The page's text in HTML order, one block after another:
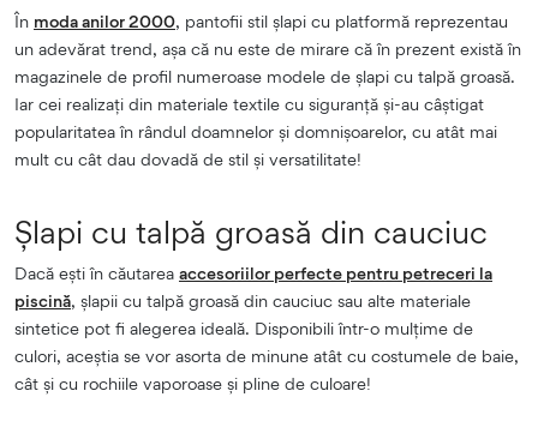
În moda anilor 2000, pantofii stil șlapi cu platformă reprezentau
un adevărat trend, așa că nu este de mirare că în prezent există în
magazinele de profil numeroase modele de șlapi cu talpă groasă.
Iar cei realizați din materiale textile cu siguranță și-au câștigat
popularitatea în rândul doamnelor și domnișoarelor, cu atât mai
mult cu cât dau dovadă de stil și versatilitate!
Șlapi cu talpă groasă din cauciuc
Dacă ești în căutarea accesoriilor perfecte pentru petreceri la
piscină, șlapii cu talpă groasă din cauciuc sau alte materiale
sintetice pot fi alegerea ideală. Disponibili într-o mulțime de
culori, aceștia se vor asorta de minune atât cu costumele de baie,
cât și cu rochiile vaporoase și pline de culoare!